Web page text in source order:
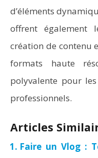
d’éléments
offrent également
création de contenu
formats haute
polyvalente pour
professionnels.
Articles
Faire un Vlog :